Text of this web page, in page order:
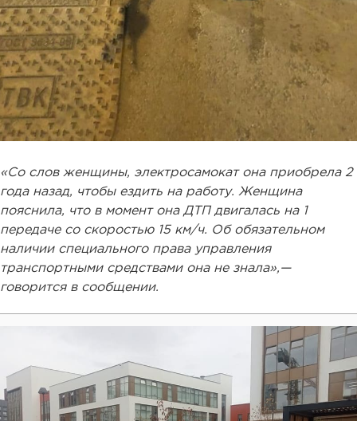
«Со слов женщины, электросамокат она приобрела 2
года назад, чтобы ездить на работу. Женщина
пояснила, что в момент она ДТП двигалась на 1
передаче со скоростью 15 км/ч. Об обязательном
наличии специального права управления
транспортными средствами она не знала»,—
говорится в сообщении.